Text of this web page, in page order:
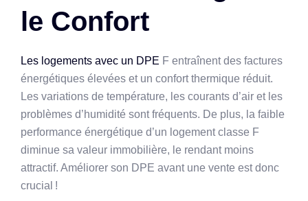
le Confort
Les logements avec un DPE F entraînent des factures
énergétiques élevées et un confort thermique réduit.
Les variations de température, les courants d’air et les
problèmes d’humidité sont fréquents. De plus, la faible
performance énergétique d’un logement classe F
diminue sa valeur immobilière, le rendant moins
attractif. Améliorer son DPE avant une vente est donc
crucial !